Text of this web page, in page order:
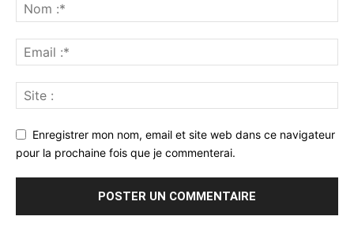
Enregistrer mon nom, email et site web dans ce navigateur
pour la prochaine fois que je commenterai.